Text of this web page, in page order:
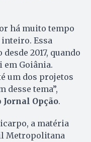
há muito tempo
inteiro. Essa
2017, quando
em Goiânia.
um dos projetos
desse tema”,
Jornal Opção.
a matéria
Metropolitana